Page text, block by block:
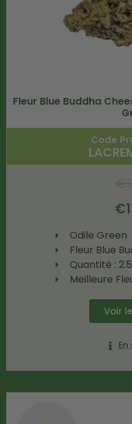
Fleur Blue Buddha
Code
€
Odile Green
Fleur Blue
Quantité :
Meilleure
Voir